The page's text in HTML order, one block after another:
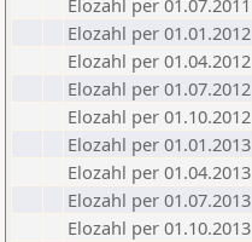
Elozahl per 01.07.2011
Elozahl per 01.01.2012
Elozahl per 01.04.2012
Elozahl per 01.07.2012
Elozahl per 01.10.2012
Elozahl per 01.01.2013
Elozahl per 01.04.2013
Elozahl per 01.07.2013
Elozahl per 01.10.2013